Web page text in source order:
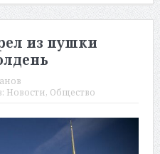
из пушки
Новости, Общество